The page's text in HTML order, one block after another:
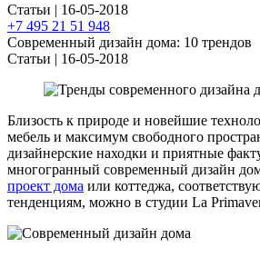
Статьи | 16-05-2018
+7 495 21 51 948
Современный дизайн дома: 10 трендов
Статьи | 16-05-2018
Близость к природе и новейшие
мебель и максимум свободного
дизайнерские находки и приятные
многогранный современный дизайн
проект дома или коттеджа,
тенденциям, можно в студии La